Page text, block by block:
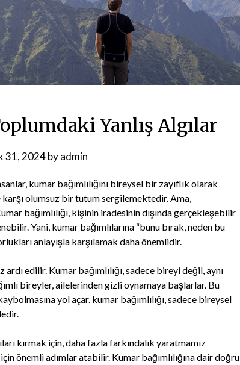
Yanlış Algılar
31, 2024byadmin
kumar bağımlılığını bireysel bir zayıflık olarak
olumsuz bir tutum sergilemektedir. Ama,
bağımlılığı, kişinin iradesinin dışında gerçekleşebilir
Yani, kumar bağımlılarına “bunu bırak, neden bu
anlayışla karşılamak daha önemlidir.
ardı edilir. Kumar bağımlılığı, sadece bireyi değil, aynı
bireyler, ailelerinden gizli oynamaya başlarlar. Bu
yol açar. kumar bağımlılığı, sadece bireysel
kırmak için, daha fazla farkındalık yaratmamız
önemli adımlar atabilir. Kumar bağımlılığına dair doğru